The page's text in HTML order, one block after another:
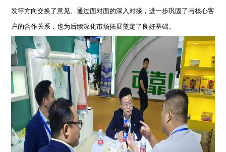
发等方向交换了意见。通过面对面的深入对接，进一步巩固了与核心客
户的合作关系，也为后续深化市场拓展奠定了良好基础。